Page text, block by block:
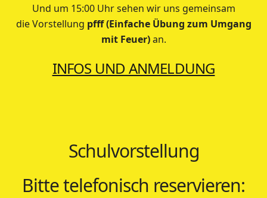
Und um 15:00 Uhr sehen wir uns gemeinsam
die Vorstellung pfff (Einfache Übung zum Umgang
mit Feuer)an.
INFOS UND ANMELDUNG
Schulvorstellung
Bitte telefonisch reservieren: